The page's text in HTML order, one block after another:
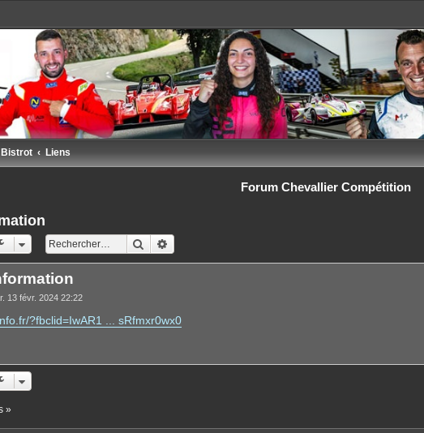
Bistrot Liens
Forum Chevallier Compétition
Rechercher
13 févr. 2024 22:22
?fbclid=IwAR1 ... sRfmxr0wx0
»